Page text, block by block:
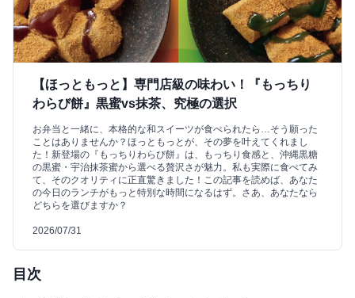
【ほっともっと】専門店級の味わい！『もっちり
わらび餅』黒蜜vs抹茶、究極の選択
お弁当と一緒に、本格的な和スイーツが食べられたら…そう願った
ことはありませんか？ほっともっとが、その夢を叶えてくれまし
た！新登場の『もっちりわらび餅』は、もっちり食感と、沖縄黒糖
の黒蜜・宇治抹茶蜜から選べる贅沢さが魅力。私も実際に食べてみ
て、そのクオリティに正直驚きました！この記事を読めば、あなた
の今日のランチがもっと特別な時間になるはず。さあ、あなたなら
どちらを選びますか？
2026/07/31
目次